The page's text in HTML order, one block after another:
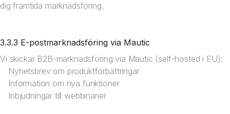
dig framtida marknadsföring.
3.3.3 E-postmarknadsföring via Mautic
Vi skickar B2B-marknadsföring via Mautic (self-hosted i EU):
Nyhetsbrev om produktförbättringar
Information om nya funktioner
Inbjudningar till webbinarier